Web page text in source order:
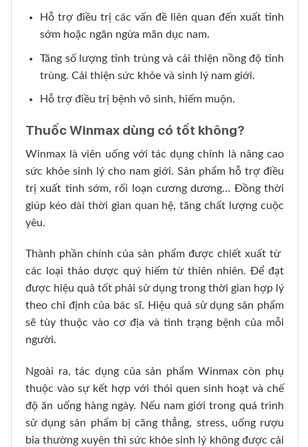
Hỗ trợ điều trị các vấn đề liên quan đến xuất tinh
sớm hoặc ngăn ngừa mãn dục nam.
Tăng số lượng tinh trùng và cải thiện nồng độ tinh
trùng. Cải thiện sức khỏe và sinh lý nam giới.
Hỗ trợ điều trị bệnh vô sinh, hiếm muộn.
Thuốc Winmax dùng có tốt không?
Winmax là viên uống với tác dụng chính là nâng cao
sức khỏe sinh lý cho nam giới. Sản phẩm hỗ trợ điều
trị xuất tinh sớm, rối loạn cương dương… Đồng thời
giúp kéo dài thời gian quan hệ, tăng chất lượng cuộc
yêu.
Thành phần chính của sản phẩm được chiết xuất từ ​​
các loại thảo dược quý hiếm từ thiên nhiên. Để đạt
được hiệu quả tốt phải sử dụng trong thời gian hợp lý
theo chỉ định của bác sĩ. Hiệu quả sử dụng sản phẩm
sẽ tùy thuộc vào cơ địa và tình trạng bệnh của mỗi
người.
Ngoài ra, tác dụng của sản phẩm Winmax còn phụ
thuộc vào sự kết hợp với thói quen sinh hoạt và chế
độ ăn uống hàng ngày. Nếu nam giới trong quá trình
sử dụng sản phẩm bị căng thẳng, stress, uống rượu
bia thường xuyên thì sức khỏe sinh lý không được cải